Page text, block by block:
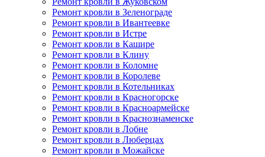
Ремонт кровли в Зеленограде
Ремонт кровли в Ивантеевке
Ремонт кровли в Истре
Ремонт кровли в Кашире
Ремонт кровли в Клину
Ремонт кровли в Коломне
Ремонт кровли в Королеве
Ремонт кровли в Котельниках
Ремонт кровли в Красногорске
Ремонт кровли в Красноармейске
Ремонт кровли в Краснознаменске
Ремонт кровли в Лобне
Ремонт кровли в Люберцах
Ремонт кровли в Можайске